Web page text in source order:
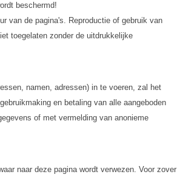
beschermd!
van de pagina's. Reproductie of gebruik van
toegelaten zonder de uitdrukkelijke
namen, adressen) in te voeren, zal het
en betaling van alle aangeboden
of met vermelding van anonieme
naar deze pagina wordt verwezen. Voor zover